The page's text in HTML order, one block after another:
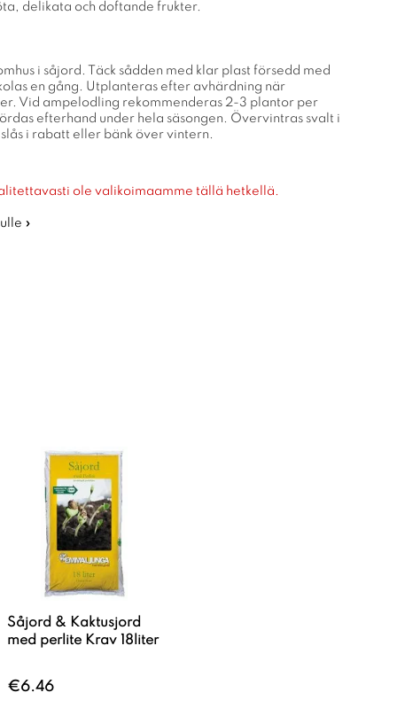
delikata och doftande frukter.
i såjord. Täck sådden med klar plast försedd med
en gång. Utplanteras efter avhärdning när
Vid ampelodling rekommenderas 2-3 plantor per
efterhand under hela säsongen. Övervintras svalt i
i rabatt eller bänk över vintern.
ole valikoimaamme tällä hetkellä.
»
Såjord & Kaktusjord
med perlite Krav 18liter
€6.46